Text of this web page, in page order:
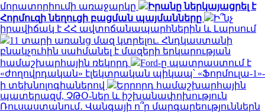
մորատորիումի առաջարկը
Իրանը ներկայացրել է
Հորմուզի նեղուցի բացման պայմանները
Ի՞նչ
իրավիճակ է ՀՀ ավտոճանապարհներին և Լարսում
11 տարի առանց մազ կտրելու. Հնդկաստանի
բնակչուհին սահմանել է մազերի երկարության
համաշխարհային ռեկորդ
Ford-ը պատրաստում է
«ժողովրդական» էլեկտրական պիկապ՝ «Ֆորմուլա-1»-
ի տեխնոլոգիաներով
Երրորդ համաշխարհային
պատերազմ, ՉԹՕ-ներ և իշխանափոխություն
Ռուսաստանում․ Վանգայի ո՞ր մարգարեություններն